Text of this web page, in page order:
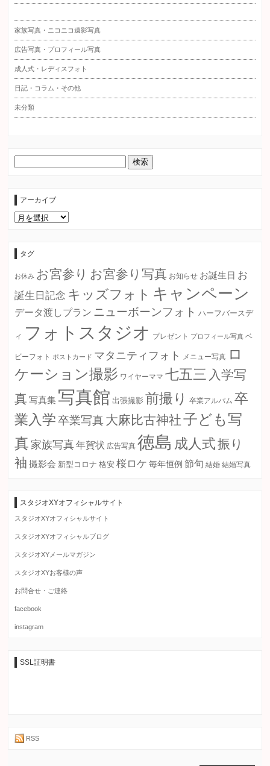
家族写真・ニコニコ遺影写真
広告写真・プロフィール写真
成人式・レディスフォト
日記・コラム・その他
未分類
アーカイブ
ア
ー
タグ
お休み お宮参り お宮参り写真 お知らせ お誕生日 お
誕生日記念 キッズフォト キャンペーン
データ渡しプラン ニューボーンフォト ハーフバースデ
ィ フォトスタジオ プレゼント プロフィール写真 ベ
ビーフォト ポストカード マタニティフォト メニュー写真 ロ
ケーション撮影 ワイヤーママ 七五三 入学写
真 写真集 写真館 出張撮影 前撮り 卒業アルパム 卒
業入学 卒業写真大麻比古神社子ども写
真 家族写真年賀状 広告写真 徳島 成人式振り
袖 撮影会 新型コロナ 格安 桜ロケ 毎年恒例 節句 結婚 結婚写真
スタジオXYオフィシャルサイト
スタジオXYオフィシャルサイト
スタジオXYオフィシャルブログ
スタジオXYメールマガジン
スタジオXYお客様の声
お問合せ・ご連絡
facebook
instagram
SSL証明書
RSS